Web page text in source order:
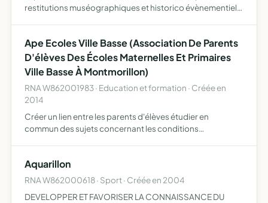
restitutions muséographiques et historico évènementiels,
vente d uvre…
Ape Ecoles Ville Basse (Association De Parents
D'élèves Des Écoles Maternelles Et Primaires
Ville Basse À Montmorillon)
RNA W862001983 · Education et formation · Créée en
2014
Créer un lien entre les parents d'élèves étudier en
commun des sujets concernant les conditions
communales et …
Aquarillon
RNA W862000618 · Sport · Créée en 2004
DEVELOPPER ET FAVORISER LA CONNAISSANCE DU